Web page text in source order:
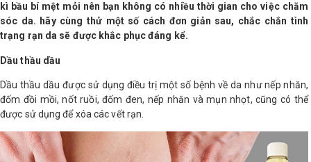
kì bầu bí mệt mỏi nên bạn không có nhiều thời gian cho việc chăm
sóc da. hãy cùng thử một số cách đơn giản sau, chắc chắn tình
trạng rạn da sẽ được khắc phục đáng kể.
Dầu thầu dầu
Dầu thầu dầu được sử dụng điều trị một số bệnh về da như nếp nhăn,
đốm đồi mồi, nốt ruồi, đốm đen, nếp nhăn và mụn nhọt, cũng có thể
được sử dụng để xóa các vết rạn.